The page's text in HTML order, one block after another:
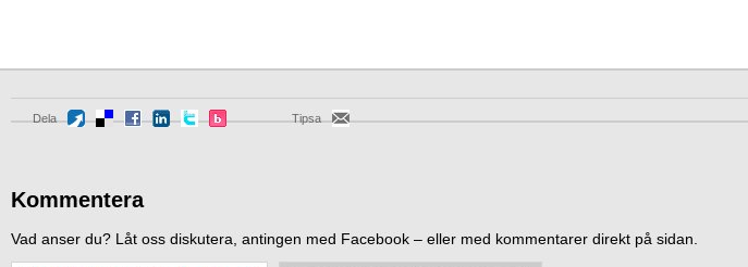
Dela Tipsa
Kommentera
Vad anser du? Låt oss diskutera, antingen med Facebook – eller med kommentarer direkt på sidan.